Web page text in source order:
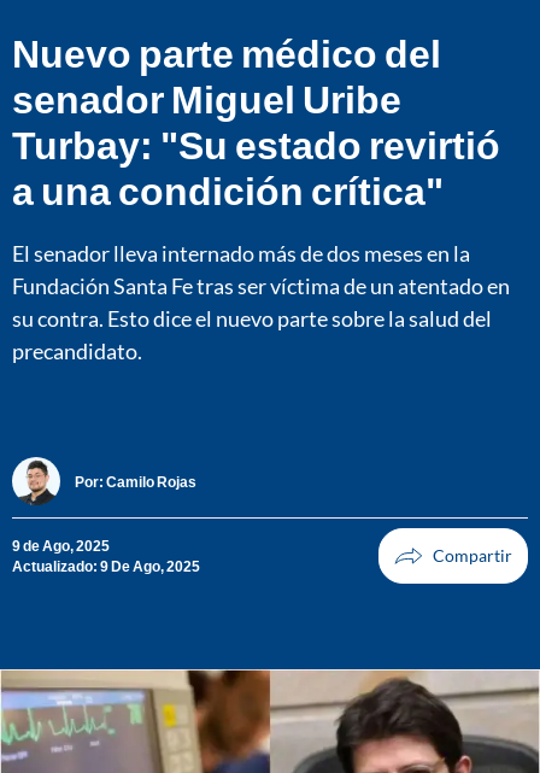
Nuevo parte médico del
senador Miguel Uribe
Turbay: "Su estado revirtió
a una condición crítica"
El senador lleva internado más de dos meses en la
Fundación Santa Fe tras ser víctima de un atentado en
su contra. Esto dice el nuevo parte sobre la salud del
precandidato.
Por: Camilo Rojas
9 de Ago, 2025
Actualizado: 9 De Ago, 2025